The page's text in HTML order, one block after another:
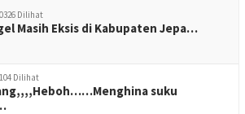
Dilihat
Masih Eksis di Kabupaten Jepa…
Dilihat
suku